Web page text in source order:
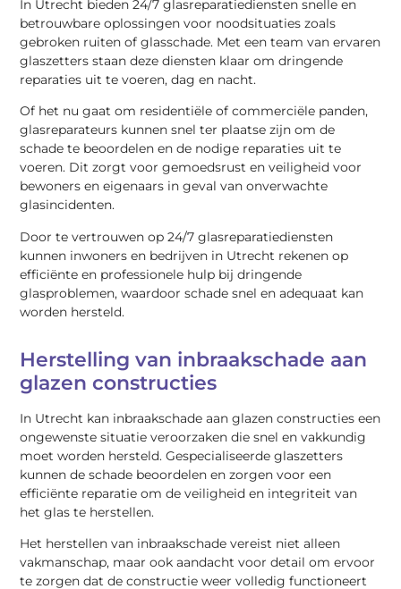
In Utrecht bieden 24/7 glasreparatiediensten snelle en
betrouwbare oplossingen voor noodsituaties zoals
gebroken ruiten of glasschade. Met een team van ervaren
glaszetters staan deze diensten klaar om dringende
reparaties uit te voeren, dag en nacht.
Of het nu gaat om residentiële of commerciële panden,
glasreparateurs kunnen snel ter plaatse zijn om de
schade te beoordelen en de nodige reparaties uit te
voeren. Dit zorgt voor gemoedsrust en veiligheid voor
bewoners en eigenaars in geval van onverwachte
glasincidenten.
Door te vertrouwen op 24/7 glasreparatiediensten
kunnen inwoners en bedrijven in Utrecht rekenen op
efficiënte en professionele hulp bij dringende
glasproblemen, waardoor schade snel en adequaat kan
worden hersteld.
Herstelling van inbraakschade aan
glazen constructies
In Utrecht kan inbraakschade aan glazen constructies een
ongewenste situatie veroorzaken die snel en vakkundig
moet worden hersteld. Gespecialiseerde glaszetters
kunnen de schade beoordelen en zorgen voor een
efficiënte reparatie om de veiligheid en integriteit van
het glas te herstellen.
Het herstellen van inbraakschade vereist niet alleen
vakmanschap, maar ook aandacht voor detail om ervoor
te zorgen dat de constructie weer volledig functioneert